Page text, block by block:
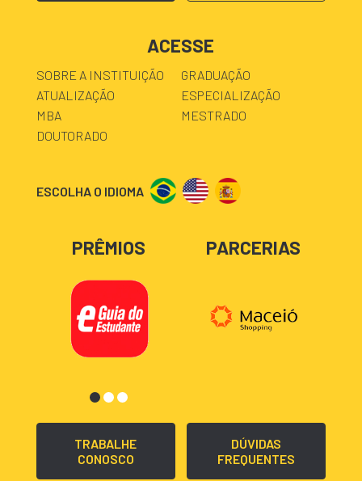
ACESSE
SOBRE A INSTITUIÇÃO
GRADUAÇÃO
ATUALIZAÇÃO
ESPECIALIZAÇÃO
MBA
MESTRADO
DOUTORADO
ESCOLHA O IDIOMA
PRÊMIOS PARCERIAS
TRABALHE
CONOSCO
DÚVIDAS
FREQUENTES